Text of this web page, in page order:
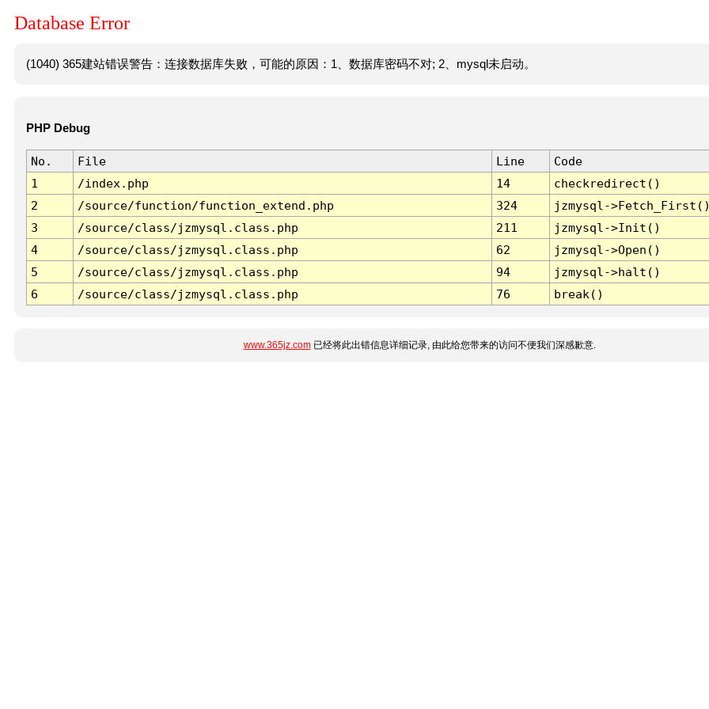
Database Error
(1040) 365建站错误警告：连接数据库失败，可能的原因：1、数据库密码不对; 2、mysql未启动。
PHP Debug
No. File Line
Code
1
/index.php 14
checkredirect()
2
/source/function/function_extend.php 324
jzmysql-
3
/source/class/jzmysql.class.php 211
jzmysql->Init()
4
/source/class/jzmysql.class.php 62
jzmysql->Open()
5
/source/class/jzmysql.class.php 94
jzmysql->halt()
6
/source/class/jzmysql.class.php 76 break()
www.365jz.com已经将此出错信息详细记录, 由此给您带来的访问不便我们深感歉意.